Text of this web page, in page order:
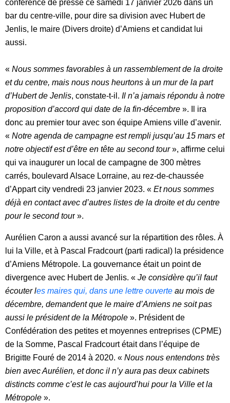
conférence de presse ce samedi 17 janvier 2026 dans un
bar du centre-ville, pour dire sa division avec Hubert de
Jenlis, le maire (Divers droite) d’Amiens et candidat lui
aussi.
« Nous sommes favorables à un rassemblement de la droite
et du centre, mais nous nous heurtons à un mur de la part
d’Hubert de Jenlis, constate-t-il. Il n’a jamais répondu à notre
proposition d’accord qui date de la fin-décembre ». Il ira
donc au premier tour avec son équipe Amiens ville d’avenir.
« Notre agenda de campagne est rempli jusqu’au 15 mars et
notre objectif est d’être en tête au second tour», affirme celui
qui va inaugurer un local de campagne de 300 mètres
carrés, boulevard Alsace Lorraine, au rez-de-chaussée
d’Appart city vendredi 23 janvier 2023. « Et nous sommes
déjà en contact avec d’autres listes de la droite et du centre
pour le second tour ».
Aurélien Caron a aussi avancé sur la répartition des rôles. À
lui la Ville, et à Pascal Fradcourt (parti radical) la présidence
d’Amiens Métropole. La gouvernance était un point de
divergence avec Hubert de Jenlis. « Je considère qu’il faut
écouter les maires qui, dans une lettre ouverte au mois de
décembre, demandent que le maire d’Amiens ne soit pas
aussi le président de la Métropole ». Président de
Confédération des petites et moyennes entreprises (CPME)
de la Somme, Pascal Fradcourt était dans l’équipe de
Brigitte Fouré de 2014 à 2020. « Nous nous entendons très
bien avec Aurélien, et donc il n’y aura pas deux cabinets
distincts comme c’est le cas aujourd’hui pour la Ville et la
Métropole ».